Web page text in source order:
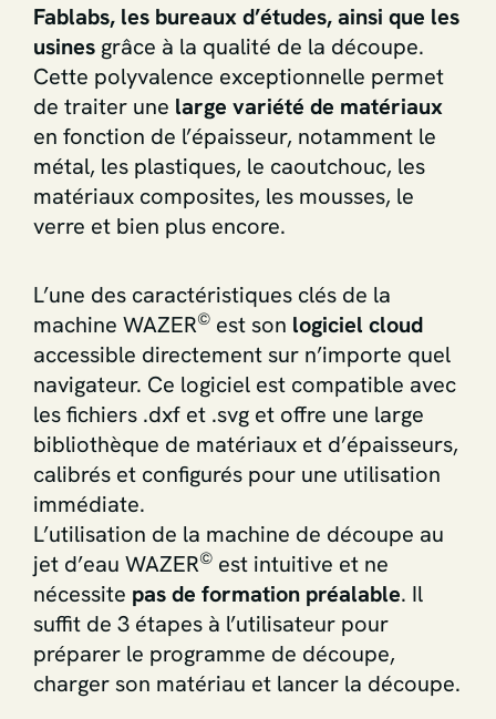
Fablabs, les bureaux d’études, ainsi que les
usines grâce à la qualité de la découpe.
Cette polyvalence exceptionnelle permet
de traiter une large variété de matériaux
en fonction de l’épaisseur, notamment le
métal, les plastiques, le caoutchouc, les
matériaux composites, les mousses, le
verre et bien plus encore.
L’une des caractéristiques clés de la
machine WAZER© est son logiciel cloud
accessible directement sur n’importe quel
navigateur. Ce logiciel est compatible avec
les fichiers .dxf et .svg et offre une large
bibliothèque de matériaux et d’épaisseurs,
calibrés et configurés pour une utilisation
immédiate.
L’utilisation de la machine de découpe au
jet d’eau WAZER© est intuitive et ne
nécessite pas de formation préalable. Il
suffit de 3 étapes à l’utilisateur pour
préparer le programme de découpe,
charger son matériau et lancer la découpe.